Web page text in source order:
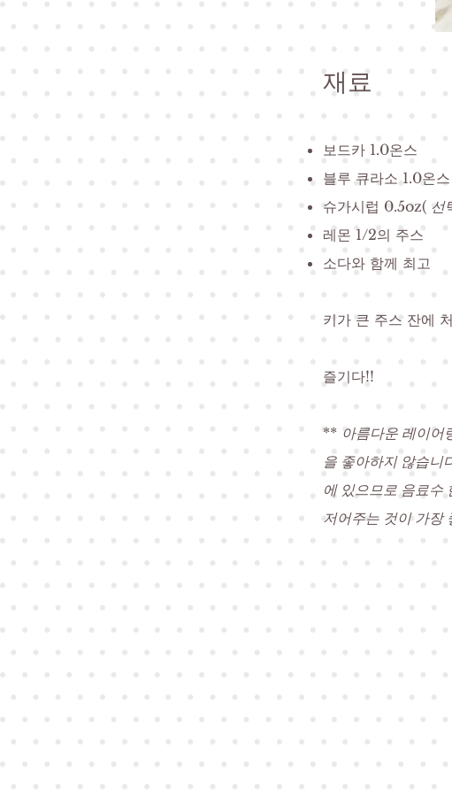
재료
보드카 1.0온스
블루 큐라소 1.0온스
슈가시럽 0.5oz( 선
레몬 1/2의 주스
소다와 함께 최고
키가 큰 주스 잔에
즐기다!!
** 아름다운 레이어
을 좋아하지 않습니
에 있으므로 음료수
저어주는 것이 가장